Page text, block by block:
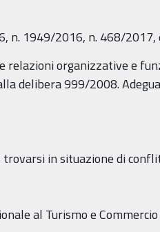
n. 1949/2016, n. 468/2017,
relazioni organizzative e
delibera 999/2008.
in situazione di
al Turismo e Commercio